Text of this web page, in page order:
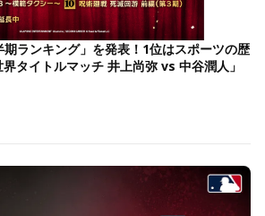
ランキング」を発表！1位はスポーツの歴
タイトルマッチ 井上尚弥 vs 中谷潤人」